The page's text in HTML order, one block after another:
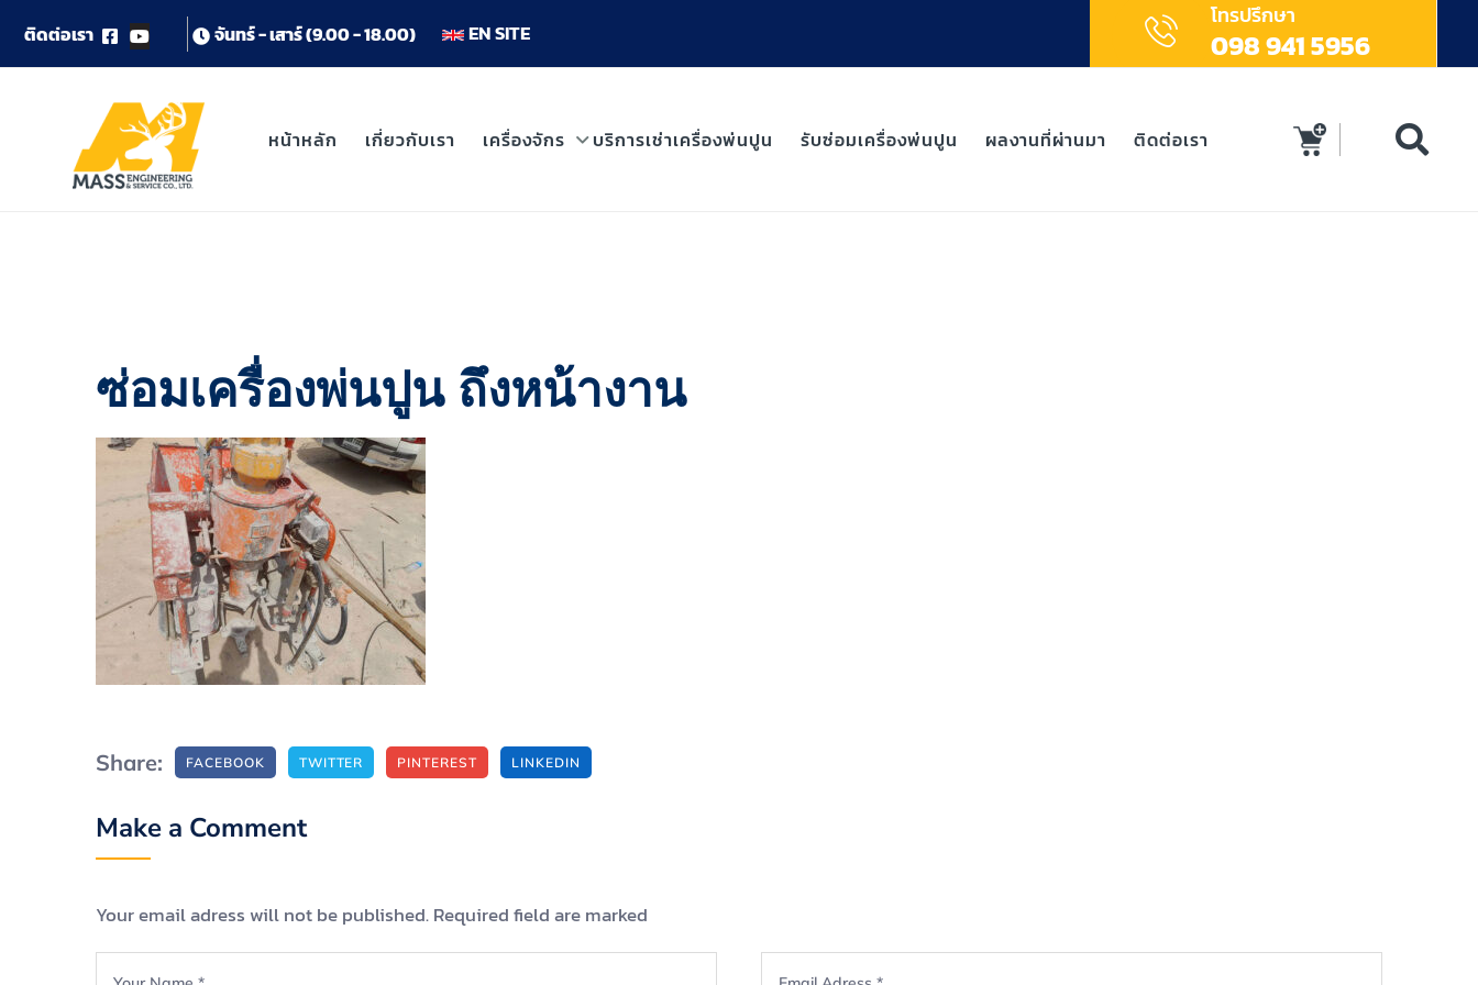
ตดตอเรา จนทร-เสาร(9.00-18.00) EN SITE
โทรปรึกษา
098 941 5956
หน้าหลัก เกี่ยวกับเรา เครื่องจักร บริการเช่าเครื่องพ่นปูน รับซ่อมเครื่องพ่นปูน ผลงานที่ผ่านมา ติดต่อเรา
ซ่อมเครื่องพ่นปูน ถึงหน้างาน
Share: FACEBOOK TWITTER PINTEREST LINKEDIN
Make a Comment
Your email adress will not be published. Required field are marked